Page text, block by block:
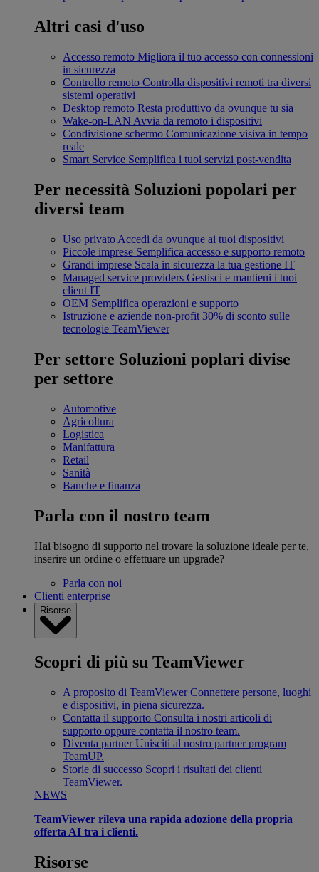
Altri casi d'uso
Accesso remoto Migliora il tuo accesso con connessioni
in sicurezza
Controllo remoto Controlla dispositivi remoti tra diversi
sistemi operativi
Desktop remoto Resta produttivo da ovunque tu sia
Wake-on-LAN Avvia da remoto i dispositivi
Condivisione schermo Comunicazione visiva in tempo
reale
Smart Service Semplifica i tuoi servizi post-vendita
Per necessità Soluzioni popolari per
diversi team
Uso privato Accedi da ovunque ai tuoi dispositivi
Piccole imprese Semplifica accesso e supporto remoto
Grandi imprese Scala in sicurezza la tua gestione IT
Managed service providers Gestisci e mantieni i tuoi
client IT
OEM Semplifica operazioni e supporto
Istruzione e aziende non-profit 30% di sconto sulle
tecnologie TeamViewer
Per settore Soluzioni poplari divise
per settore
Automotive
Agricoltura
Logistica
Manifattura
Retail
Sanità
Banche e finanza
Parla con il nostro team
Hai bisogno di supporto nel trovare la soluzione ideale per te,
inserire un ordine o effettuare un upgrade?
Parla con noi
Clienti enterprise
Risorse
Scopri di più su TeamViewer
A proposito di TeamViewer Connettere persone, luoghi
e dispositivi, in piena sicurezza.
Contatta il supporto Consulta i nostri articoli di
supporto oppure contatta il nostro team.
Diventa partner Unisciti al nostro partner program
TeamUP.
Storie di successo Scopri i risultati dei clienti
TeamViewer.
NEWS
TeamViewer rileva una rapida adozione della propria
offerta AI tra i clienti.
Risorse